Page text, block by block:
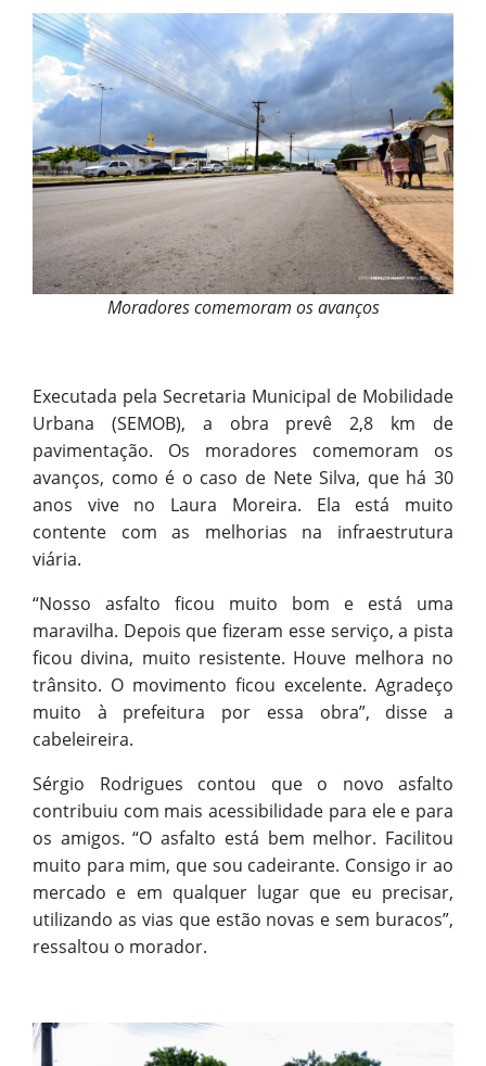
Moradores comemoram os avanços
Executada pela Secretaria Municipal de Mobilidade
Urbana (SEMOB), a obra prevê 2,8 km de
pavimentação. Os moradores comemoram os
avanços, como é o caso de Nete Silva, que há 30
anos vive no Laura Moreira. Ela está muito
contente com as melhorias na infraestrutura
viária.
“Nosso asfalto ficou muito bom e está uma
maravilha. Depois que fizeram esse serviço, a pista
ficou divina, muito resistente. Houve melhora no
trânsito. O movimento ficou excelente. Agradeço
muito à prefeitura por essa obra”, disse a
cabeleireira.
Sérgio Rodrigues contou que o novo asfalto
contribuiu com mais acessibilidade para ele e para
os amigos. “O asfalto está bem melhor. Facilitou
muito para mim, que sou cadeirante. Consigo ir ao
mercado e em qualquer lugar que eu precisar,
utilizando as vias que estão novas e sem buracos”,
ressaltou o morador.